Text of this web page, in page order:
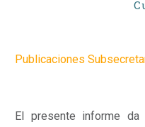
Publicaciones
El presente informe